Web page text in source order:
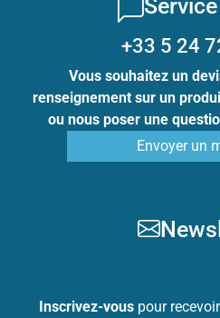
+33 5 24
Vous souhaitez un
renseignement sur un
ou nous poser une
Envoyer un
Inscrivez-vouspour